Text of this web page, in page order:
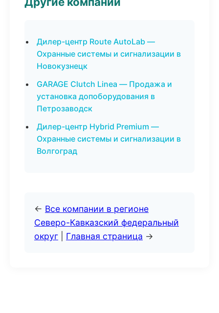
Дилер-центр Route AutoLab —
Охранные системы и сигнализации в
Новокузнецк
GARAGE Clutch Linea — Продажа и
установка допоборудования в
Петрозаводск
Дилер-центр Hybrid Premium —
Охранные системы и сигнализации в
Волгоград
← Все компании в регионе
Северо-Кавказский федеральный
округ
Главная страница →